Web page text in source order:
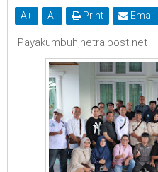
A+ A- Print Email
Payakumbuh,netralpost.net